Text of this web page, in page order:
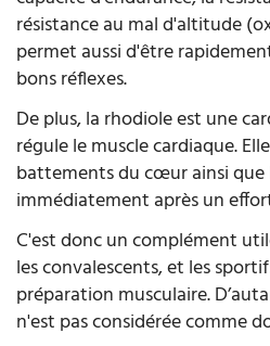
résistance au mal d'altitude
permet aussi d'être
bons réflexes.
De plus, la rhodiole est une
régule le muscle cardiaque.
battements du cœur ainsi
immédiatement après un
C'est donc un complément
les convalescents, et les
préparation musculaire.
n'est pas considérée comme